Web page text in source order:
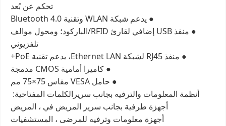
تحكم عن بُعد
● يدعم شبكة WLAN وتقنية Bluetooth 4.0
● منفذ USB إضافي لقارئ RFID/الباركود؛ ومحول موالف
تلفزيوني
● منفذ RJ45 لشبكة Ethernet LAN، يدعم تقنية PoE+
● كاميرا أمامية CMOS مدمجة
● حامل VESA مقاس 75×75 مم
الكلمات المفتاحية: أنظمة المعلومات والترفيه بجانب سرير
المريض ، أجهزة طرفية بجانب سرير المريض في
المستشفيات ، أجهزة معلومات وترفيه للمرضى